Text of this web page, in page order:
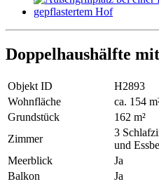
Doppelhaushälfte
Objekt ID
H2893
Wohnfläche
ca. 154
Grundstück
162 m²
Zimmer
3
und
Meerblick
Ja
Balkon
Ja